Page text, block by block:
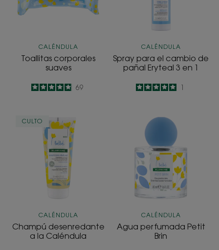
CALÉNDULA
Toallitas corporales
suaves
4.9
/
5
69
pañal
Eryteal
3
CALÉNDULA
Spray para el cambio de
pañal Eryteal 3 en 1
5/51
desenredante
a
la
Caléndula
CULTO
CALÉNDULA
Champú desenredante
a la Caléndula
Agua
perfumada
Petit
Brin
CALÉNDULA
Agua perfumada Petit
Brin